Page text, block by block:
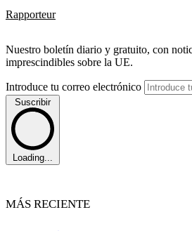
Rapporteur
Nuestro boletín diario y gratuito, con
imprescindibles sobre la UE.
Introduce tu correo electrónico
Suscribir
Loading...
MÁS RECIENTE